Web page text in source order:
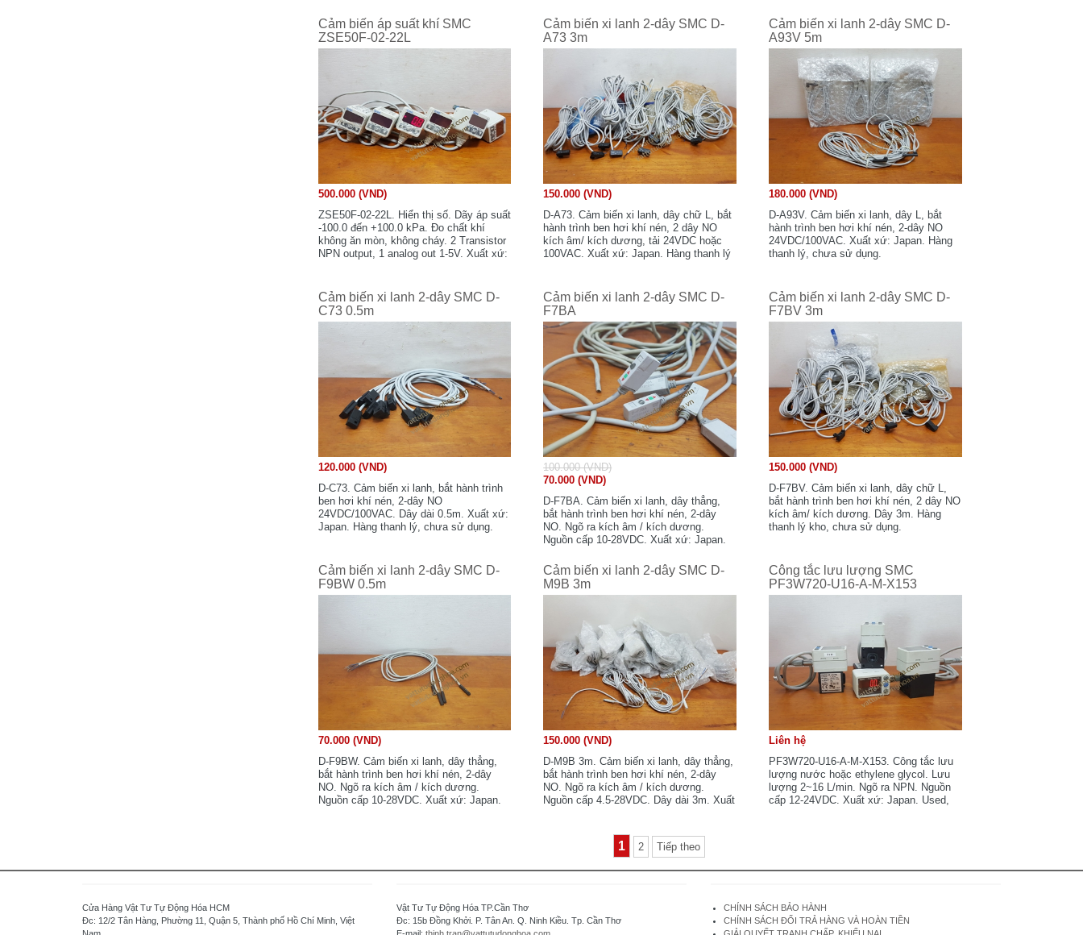
Buffalo - Japan
Yaskawa - Japan
Cảm biến áp suất khí SMC
ZSE50F-02-22L
500.000 (VND)
ZSE50F-02-22L. Hiển thị số. Dãy áp suất
-100.0 đến +100.0 kPa. Đo chất khí
không ăn mòn, không cháy. 2 Transistor
NPN output, 1 analog out 1-5V. Xuất xứ:
Cảm biến xi lanh 2-dây SMC D-
A73 3m
150.000 (VND)
D-A73. Cảm biến xi lanh, dây chữ L, bắt
hành trình ben hơi khí nén, 2 dây NO
kích âm/ kích dương, tải 24VDC hoặc
100VAC. Xuất xứ: Japan. Hàng thanh lý
Cảm biến xi lanh 2-dây SMC D-
A93V 5m
180.000 (VND)
D-A93V. Cảm biến xi lanh, dây L, bắt
hành trình ben hơi khí nén, 2-dây NO
24VDC/100VAC. Xuất xứ: Japan. Hàng
thanh lý, chưa sử dụng.
Cảm biến xi lanh 2-dây SMC D-
C73 0.5m
120.000 (VND)
D-C73. Cảm biến xi lanh, bắt hành trình
ben hơi khí nén, 2-dây NO
24VDC/100VAC. Dây dài 0.5m. Xuất xứ:
Japan. Hàng thanh lý, chưa sử dụng.
Cảm biến xi lanh 2-dây SMC D-
F7BA
100.000 (VND)
70.000 (VND)
D-F7BA. Cảm biến xi lanh, dây thẳng,
bắt hành trình ben hơi khí nén, 2-dây
NO. Ngõ ra kích âm / kích dương.
Nguồn cấp 10-28VDC. Xuất xứ: Japan.
Cảm biến xi lanh 2-dây SMC D-
F7BV 3m
150.000 (VND)
D-F7BV. Cảm biến xi lanh, dây chữ L,
bắt hành trình ben hơi khí nén, 2 dây NO
kích âm/ kích dương. Dây 3m. Hàng
thanh lý kho, chưa sử dụng.
Cảm biến xi lanh 2-dây SMC D-
F9BW 0.5m
70.000 (VND)
D-F9BW. Cảm biến xi lanh, dây thẳng,
bắt hành trình ben hơi khí nén, 2-dây
NO. Ngõ ra kích âm / kích dương.
Nguồn cấp 10-28VDC. Xuất xứ: Japan.
Cảm biến xi lanh 2-dây SMC D-
M9B 3m
150.000 (VND)
D-M9B 3m. Cảm biến xi lanh, dây thẳng,
bắt hành trình ben hơi khí nén, 2-dây
NO. Ngõ ra kích âm / kích dương.
Nguồn cấp 4.5-28VDC. Dây dài 3m. Xuất
Công tắc lưu lượng SMC
PF3W720-U16-A-M-X153
Liên hệ
PF3W720-U16-A-M-X153. Công tắc lưu
lượng nước hoặc ethylene glycol. Lưu
lượng 2~16 L/min. Ngõ ra NPN. Nguồn
cấp 12-24VDC. Xuất xứ: Japan. Used,
1 2 Tiếp theo
Cửa Hàng Vật Tư Tự Động Hóa HCM
Đc: 12/2 Tân Hàng, Phường 11, Quận 5, Thành phố Hồ Chí Minh, Việt
Vật Tư Tự Động Hóa TP.Cần Thơ
Đc: 15b Đồng Khởi. P. Tân An. Q. Ninh Kiều. Tp. Cần Thơ
CHÍNH SÁCH BẢO HÀNH
CHÍNH SÁCH ĐỔI TRẢ HÀNG VÀ HOÀN TIỀN